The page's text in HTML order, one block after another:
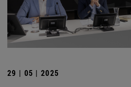
29 | 05 | 2025